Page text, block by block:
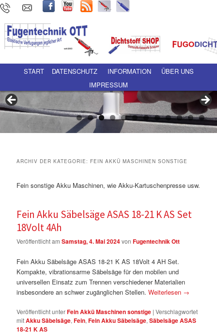
Hauptmenü Zum Inhalt wechseln
Zum sekundären Inhalt wechseln
START DATENSCHUTZ INFORMATION
ÜBER UNS
IMPRESSUM
ARCHIV DER KATEGORIE: FEIN AKKÜ MASCHINEN SONSTIGE
Fein sonstige Akku Maschinen, wie Akku-Kartuschenpresse usw.
Fein Akku Säbelsäge ASAS 18-21 K AS Set
18Volt 4Ah
Veröffentlicht amSamstag, 4. Mai 2024vonFugentechnik Ott
Fein Akku Säbelsäge ASAS 18-21 K AS 18Volt 4 AH Set.
Kompakte, vibrationsarme Säbelsäge für den mobilen und
universellen Einsatz zum Trennen verschiedener Materialien
insbesondere an schwer zugänglichen Stellen.Weiterlesen →
Veröffentlicht unterFein Akkü Maschinen sonstige |Verschlagwortet
mitAkku Säbelsäge,Fein,Fein Akku Säbelsäge,Säbelsäge ASAS
18-21 K AS